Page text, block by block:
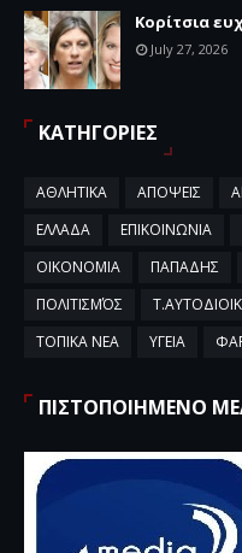
Κορίτσια
July 27, 2026
ΚΑΤΗΓΟΡΙΕΣ
ΑΘΛΗΤΙΚΑ ΑΠΟΨΕΙΣ
ΕΛΛΑΔΑ
ΕΠΙΚΟΙΝΩΝΙΑ
ΟΙΚΟΝΟΜΙΑ
ΠΑΠΑΔΗΣ
ΠΟΛΙΤΙΣΜΌΣ
ΤΟΠΙΚΑ ΝΕΑ
ΥΓΕΙΑ
ΠΙΣΤΟΠΟΙΗΜΕΝΟ